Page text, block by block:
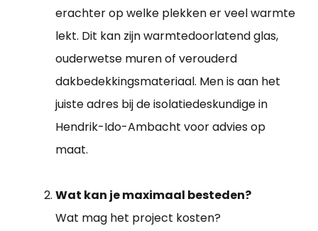
erachter op welke plekken er veel warmte
lekt. Dit kan zijn warmtedoorlatend glas,
ouderwetse muren of verouderd
dakbedekkingsmateriaal. Men is aan het
juiste adres bij de isolatiedeskundige in
Hendrik-Ido-Ambacht voor advies op
maat.
Wat kan je maximaal besteden?
Wat mag het project kosten?